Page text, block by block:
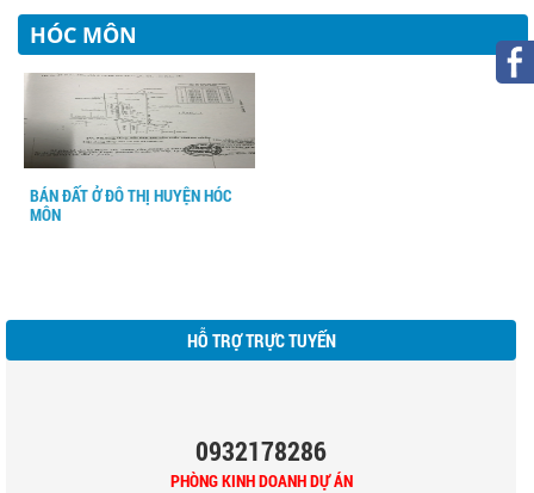
HÓC MÔN
BÁN ĐẤT Ở ĐÔ THỊ HUYỆN HÓC
MÔN
HỖ TRỢ TRỰC TUYẾN
0932178286
PHÒNG KINH DOANH DỰ ÁN